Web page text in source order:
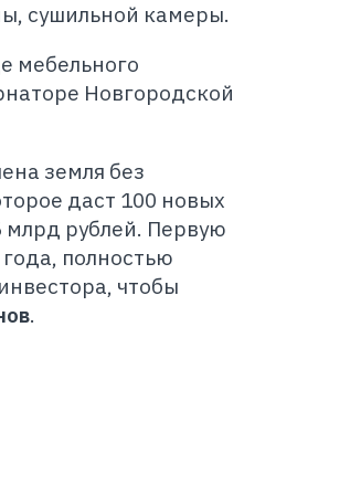
сушильной камеры.
мебельного
Новгородской
земля без
даст 100 новых
млрд рублей. Первую
полностью
чтобы
.